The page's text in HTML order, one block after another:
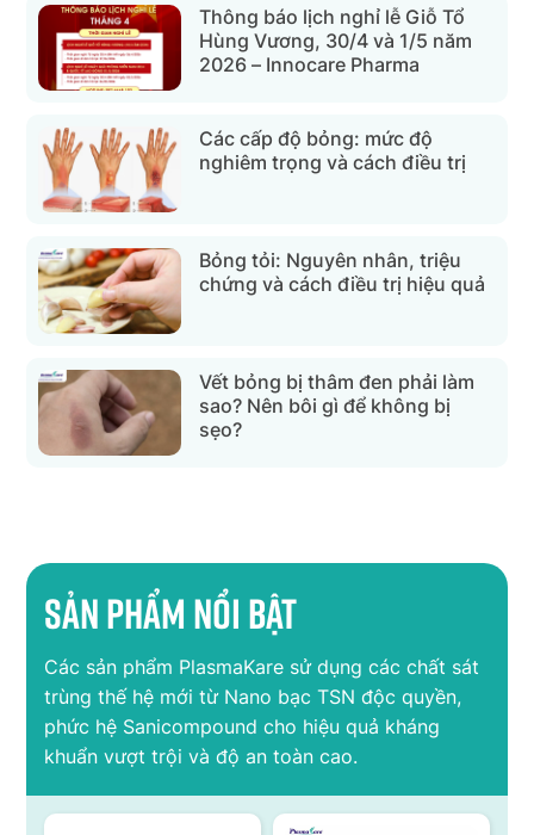
Thông báo lịch nghỉ lễ Giỗ Tổ
Hùng Vương, 30/4 và 1/5 năm
2026 – Innocare Pharma
Các cấp độ bỏng: mức độ
nghiêm trọng và cách điều trị
Bỏng tỏi: Nguyên nhân, triệu
chứng và cách điều trị hiệu quả
Vết bỏng bị thâm đen phải làm
sao? Nên bôi gì để không bị
sẹo?
Sản phẩm nổi bật
Các sản phẩm PlasmaKare sử dụng các chất sát
trùng thế hệ mới từ Nano bạc TSN độc quyền,
phức hệ Sanicompound cho hiệu quả kháng
khuẩn vượt trội và độ an toàn cao.